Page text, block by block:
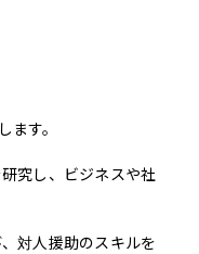
す。​
究し、ビジネスや社
対人援助のスキルを